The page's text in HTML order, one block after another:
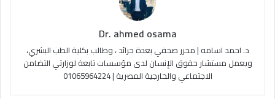
e
ا
م
ل
م
و
ق
Dr. ahmed osama
د. احمد اسامه | محرر صحفي بعدة جرائد ، وطالب بكلية الطب البشري،
ويعمل مستشار حقوق الإنسان لدى مؤسسات تابعة لوزارتي التضامن
الاجتماعي والخارجية المصرية | 01065964224